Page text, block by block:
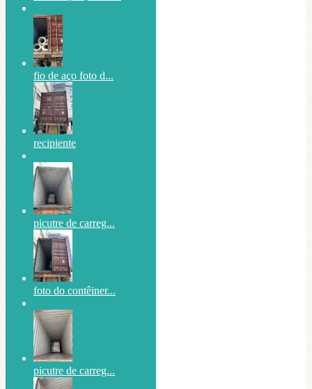
fio de aço foto d...
recipiente
picutre de carreg...
foto do contêiner...
picutre de carreg...